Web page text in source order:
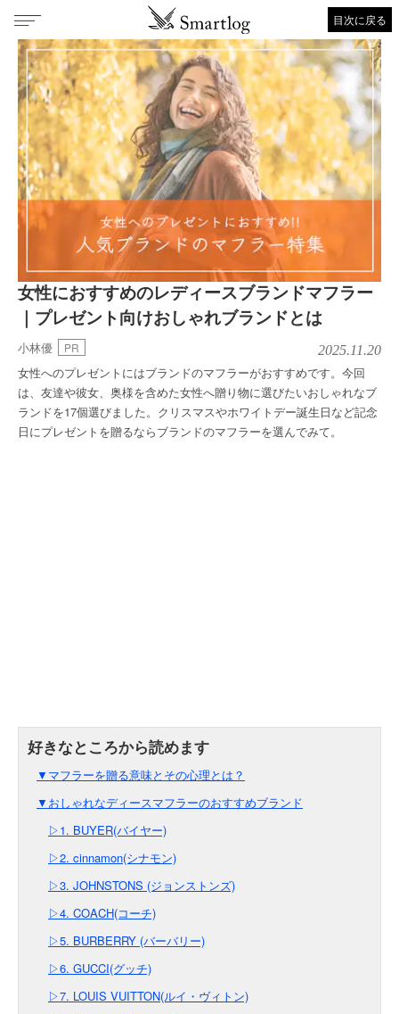
目次に戻る
女性におすすめのレディースブランドマフラー
｜プレゼント向けおしゃれブランドとは
小林優 PR 2025.11.20
女性へのプレゼントにはブランドのマフラーがおすすめです。今回
は、友達や彼女、奥様を含めた女性へ贈り物に選びたいおしゃれなブ
ランドを17個選びました。クリスマスやホワイトデー誕生日など記念
日にプレゼントを贈るならブランドのマフラーを選んでみて。
▼マフラーを贈る意味とその心理とは？
▼おしゃれなディースマフラーのおすすめブランド
▷1. BUYER(バイヤー)
▷2. cinnamon(シナモン)
▷3. JOHNSTONS (ジョンストンズ)
▷4. COACH(コーチ)
▷5. BURBERRY (バーバリー)
▷6. GUCCI(グッチ)
▷7. LOUIS VUITTON(ルイ・ヴィトン)